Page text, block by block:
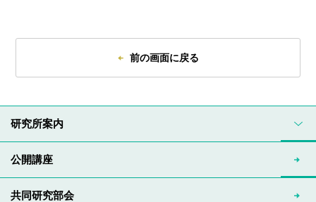
前の画面に戻る
研究所案内
公開講座
共同研究部会